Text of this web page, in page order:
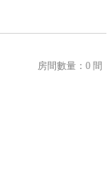
房間數量：0 間